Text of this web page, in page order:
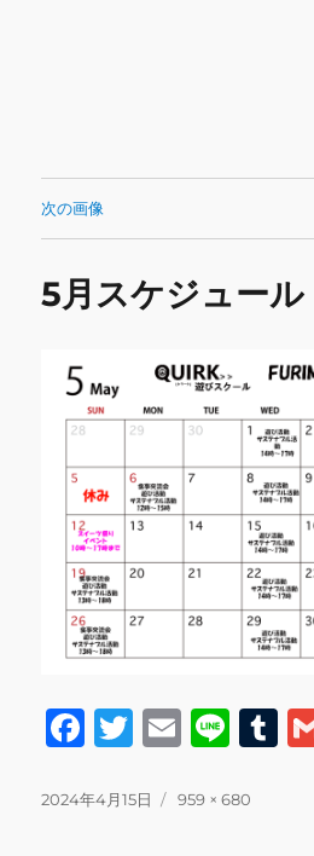
INNOCENCE ～日
物 etc販売 江戸川
次の画像
5月スケジュール
F
c
T
it
E
ai
Li
e
T
投
2024年4月15日
フ
959 × 680